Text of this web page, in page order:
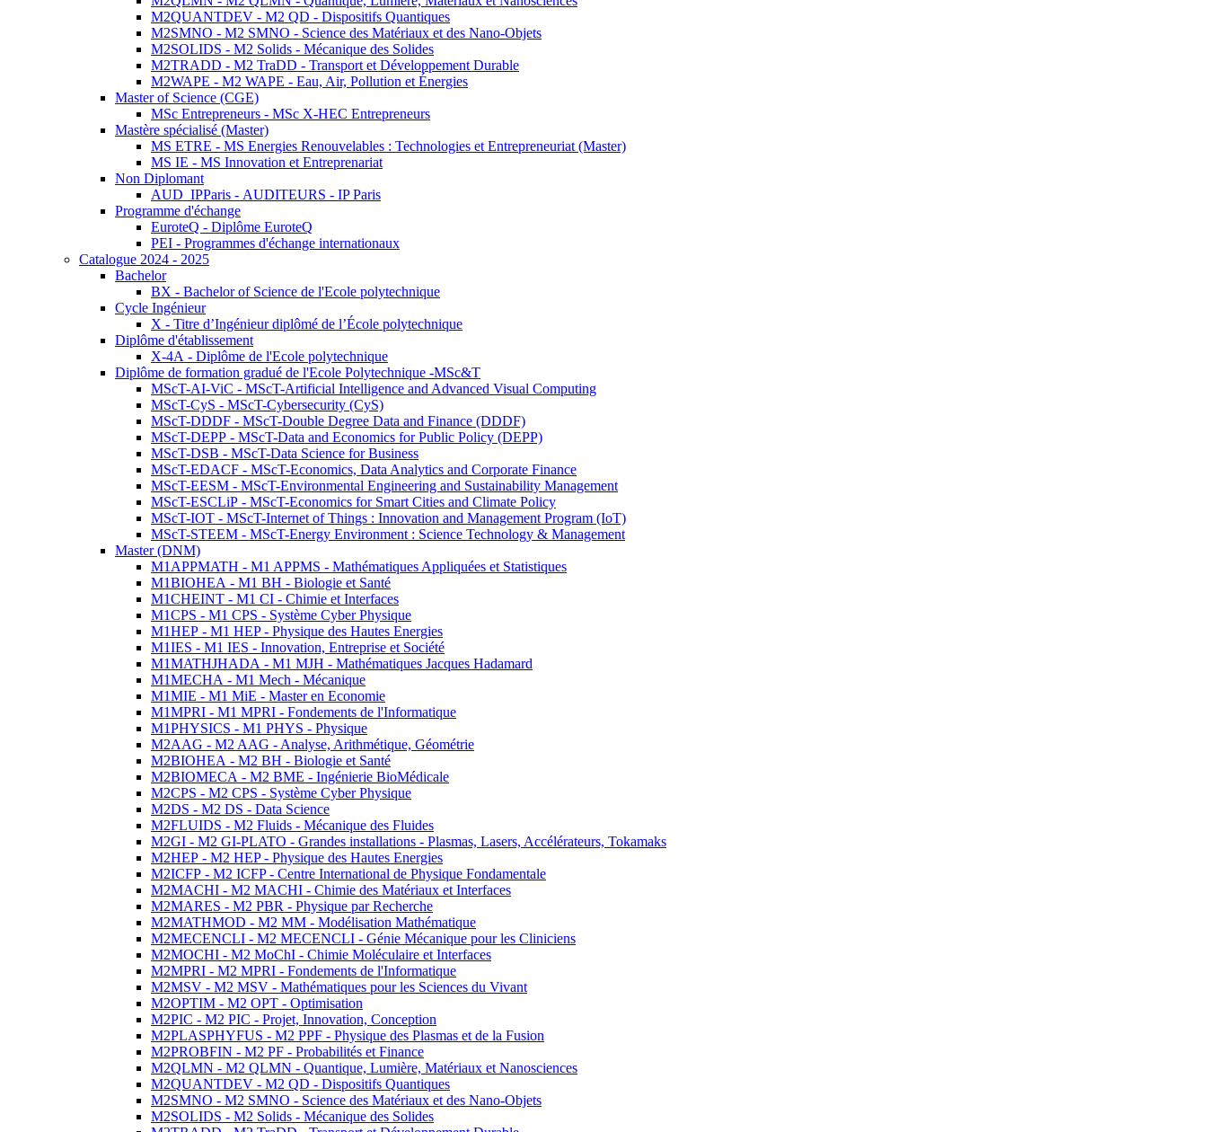
M2QUANTDEV - M2 QD - Dispositifs Quantiques
M2SMNO - M2 SMNO - Science des Matériaux et des Nano-Objets
M2SOLIDS - M2 Solids - Mécanique des Solides
M2TRADD - M2 TraDD - Transport et Développement Durable
M2WAPE - M2 WAPE - Eau, Air, Pollution et Énergies
Master of Science (CGE)
MSc Entrepreneurs - MSc X-HEC Entrepreneurs
Mastère spécialisé (Master)
MS ETRE - MS Energies Renouvelables : Technologies et Entrepreneuriat (Master)
MS IE - MS Innovation et Entreprenariat
Non Diplomant
AUD_IPParis - AUDITEURS - IP Paris
Programme d'échange
EuroteQ - Diplôme EuroteQ
PEI - Programmes d'échange internationaux
Catalogue 2024 - 2025
Bachelor
BX - Bachelor of Science de l'Ecole polytechnique
Cycle Ingénieur
X - Titre d’Ingénieur diplômé de l’École polytechnique
Diplôme d'établissement
X-4A - Diplôme de l'Ecole polytechnique
Diplôme de formation gradué de l'Ecole Polytechnique -MSc&T
MScT-AI-ViC - MScT-Artificial Intelligence and Advanced Visual Computing
MScT-CyS - MScT-Cybersecurity (CyS)
MScT-DDDF - MScT-Double Degree Data and Finance (DDDF)
MScT-DEPP - MScT-Data and Economics for Public Policy (DEPP)
MScT-DSB - MScT-Data Science for Business
MScT-EDACF - MScT-Economics, Data Analytics and Corporate Finance
MScT-EESM - MScT-Environmental Engineering and Sustainability Management
MScT-ESCLiP - MScT-Economics for Smart Cities and Climate Policy
MScT-IOT - MScT-Internet of Things : Innovation and Management Program (IoT)
MScT-STEEM - MScT-Energy Environment : Science Technology & Management
Master (DNM)
M1APPMATH - M1 APPMS - Mathématiques Appliquées et Statistiques
M1BIOHEA - M1 BH - Biologie et Santé
M1CHEINT - M1 CI - Chimie et Interfaces
M1CPS - M1 CPS - Système Cyber Physique
M1HEP - M1 HEP - Physique des Hautes Energies
M1IES - M1 IES - Innovation, Entreprise et Société
M1MATHJHADA - M1 MJH - Mathématiques Jacques Hadamard
M1MECHA - M1 Mech - Mécanique
M1MIE - M1 MiE - Master en Economie
M1MPRI - M1 MPRI - Fondements de l'Informatique
M1PHYSICS - M1 PHYS - Physique
M2AAG - M2 AAG - Analyse, Arithmétique, Géométrie
M2BIOHEA - M2 BH - Biologie et Santé
M2BIOMECA - M2 BME - Ingénierie BioMédicale
M2CPS - M2 CPS - Système Cyber Physique
M2DS - M2 DS - Data Science
M2FLUIDS - M2 Fluids - Mécanique des Fluides
M2GI - M2 GI-PLATO - Grandes installations - Plasmas, Lasers, Accélérateurs, Tokamaks
M2HEP - M2 HEP - Physique des Hautes Energies
M2ICFP - M2 ICFP - Centre International de Physique Fondamentale
M2MACHI - M2 MACHI - Chimie des Matériaux et Interfaces
M2MARES - M2 PBR - Physique par Recherche
M2MATHMOD - M2 MM - Modélisation Mathématique
M2MECENCLI - M2 MECENCLI - Génie Mécanique pour les Cliniciens
M2MOCHI - M2 MoChI - Chimie Moléculaire et Interfaces
M2MPRI - M2 MPRI - Fondements de l'Informatique
M2MSV - M2 MSV - Mathématiques pour les Sciences du Vivant
M2OPTIM - M2 OPT - Optimisation
M2PIC - M2 PIC - Projet, Innovation, Conception
M2PLASPHYFUS - M2 PPF - Physique des Plasmas et de la Fusion
M2PROBFIN - M2 PF - Probabilités et Finance
M2QLMN - M2 QLMN - Quantique, Lumière, Matériaux et Nanosciences
M2QUANTDEV - M2 QD - Dispositifs Quantiques
M2SMNO - M2 SMNO - Science des Matériaux et des Nano-Objets
M2SOLIDS - M2 Solids - Mécanique des Solides